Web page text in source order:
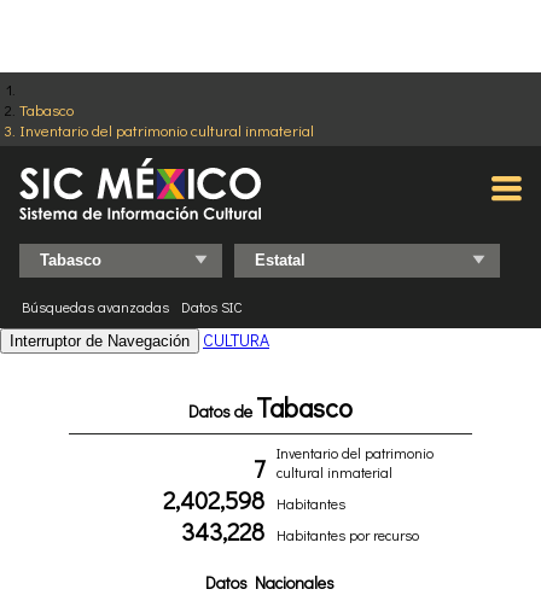
Tabasco
Inventario del patrimonio cultural inmaterial
Búsquedas avanzadas Datos SIC
Interruptor de Navegación CULTURA
Datos de Tabasco
7
Inventario del patrimonio
cultural inmaterial
2,402,598 Habitantes
343,228 Habitantes por recurso
Datos Nacionales